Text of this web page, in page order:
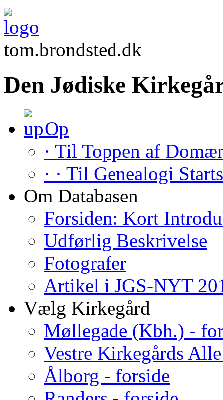
tom.brondsted.dk
Den Jødiske
Op
· Til Toppen af
· · Til Genealogi
Om Databasen
Forsiden: Kort
Udførlig Beskrivelse
Fotografer
Artikel i JGS-NYT
Vælg Kirkegård
Møllegade (Kbh.) -
Vestre Kirkegårds
Ålborg - forside